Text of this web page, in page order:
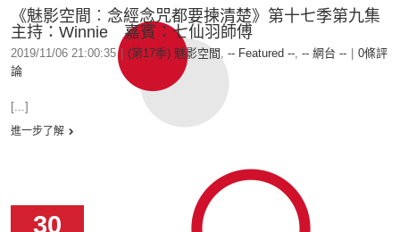
《魅影空間︰念經念咒都要揀清楚》第十七季第九集
主持：Winnie 嘉賓：七仙羽師傅
2019/11/06 21:00:35 (第17季) 魅影空間 , -- Featured --, -- 網台 --
0條評
論
[...]
進一步了解
30